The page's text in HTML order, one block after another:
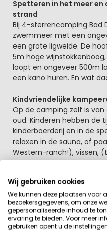
Spetteren in het meer
strand
Bij 4-sterrencamping Bad
zwemmeer met een
een grote ligweide. De
5m hoge
loopt en ongeveer 500m
een kano huren. En wat
Kindvriendelijke
Op de camping zelf is
oud. Kinderen hebben de
kinderboerderij en in de
relaxen in de sauna, of
Western-ranch!), vissen,
beachvolleyballen. Wat
met
heerlijk vertoeven op
zonnige dag aan het meer
de wijnbar. Ook de
camping Bad Dürkheim.
terras, een snackbar en
Wij gebruiken cookies
We kunnen deze plaatsen voor
bezoekersgegevens, om onze
gepersonaliseerde inhoud te
ervaring te bieden. Voor meer
gebruiken opent u de